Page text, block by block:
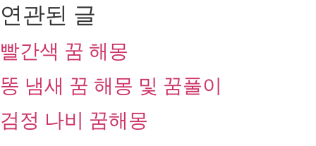
연관된 글
빨간색 꿈 해몽
똥 냄새 꿈 해몽 및 꿈풀이
검정 나비 꿈해몽